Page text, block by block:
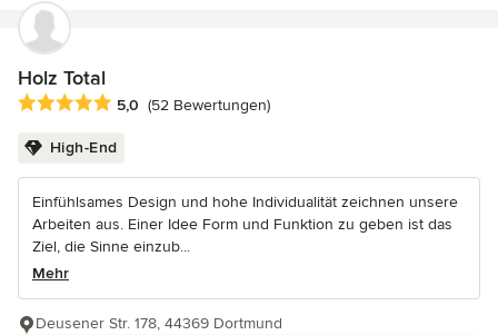
Holz Total
Durchschnittliche Bewertung: 5 von 5 Sternen
5,0 (52 Bewertungen)
High-End
Einfühlsames Design und hohe Individualität zeichnen unsere
Arbeiten aus. Einer Idee Form und Funktion zu geben ist das
Ziel, die Sinne einzub...
Mehr
Deusener Str. 178, 44369 Dortmund